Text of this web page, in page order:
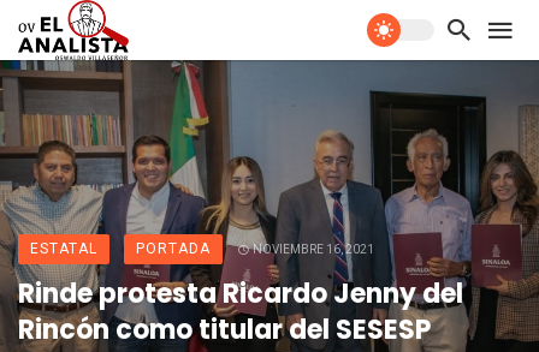
ESTATAL PORTADA NOVIEMBRE 16, 2021
Rinde protesta Ricardo Jenny del
Rincón como titular del SESESP